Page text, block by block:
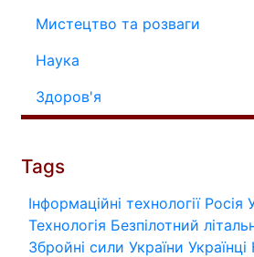
Мистецтво та розваги
Наука
Здоров'я
Tags
Інформаційні технології Росія
Технологія Безпілотний
Збройні сили України Українці